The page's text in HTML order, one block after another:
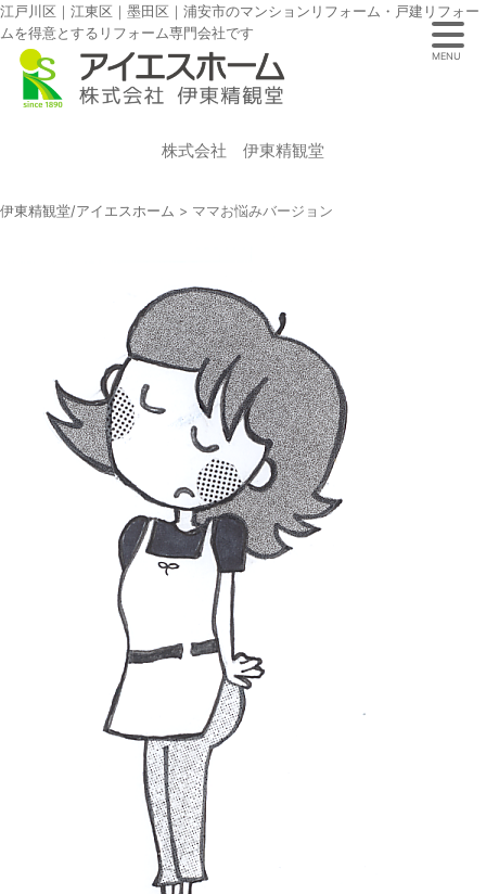
江戸川区｜江東区｜墨田区｜浦安市のマンションリフォーム・戸建リフォー
ムを得意とするリフォーム専門会社です
株式会社 伊東精観堂
伊東精観堂/アイエスホーム > ママお悩みバージョン
MENU